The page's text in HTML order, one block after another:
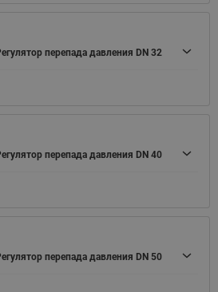
перепада давления DN 32
перепада давления DN 40
перепада давления DN 50